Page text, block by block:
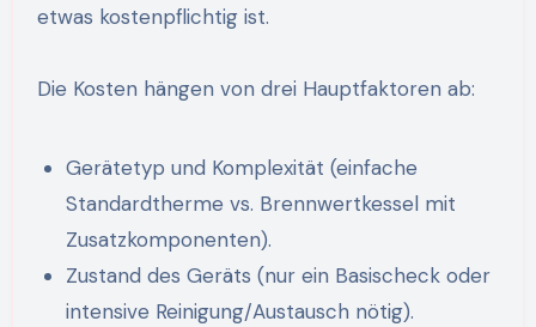
etwas kostenpflichtig ist.
Die Kosten hängen von drei Hauptfaktoren ab:
Gerätetyp und Komplexität (einfache
Standardtherme vs. Brennwertkessel mit
Zusatzkomponenten).
Zustand des Geräts (nur ein Basischeck oder
intensive Reinigung/Austausch nötig).